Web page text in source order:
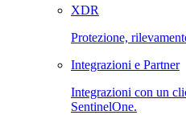
XDR
Protezione,
Integrazioni e Partner
Integrazioni con un
SentinelOne.